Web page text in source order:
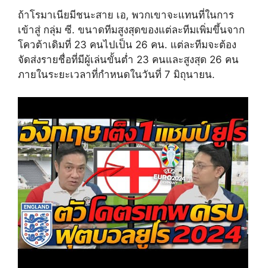
ถ้าโรมาเนียมีชนะสาย เอ, พวกเขาจะแทนที่ในการ
เข้าสู่ กลุ่ม ซี. ขนาดทีมสูงสุดของแต่ละทีมเพิ่มขึ้นจาก
โควต้าเดิมที่ 23 คนไปเป็น 26 คน. แต่ละทีมจะต้อง
จัดส่งรายชื่อที่มีผู้เล่นขั้นต่ำ 23 คนและสูงสุด 26 คน
ภายในระยะเวลาที่กำหนดในวันที่ 7 มิถุนายน.